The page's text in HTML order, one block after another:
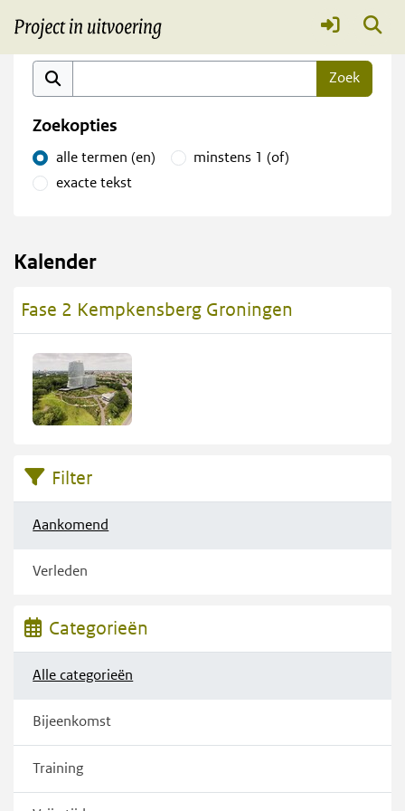
Fase 2 Kempkensberg Groningen
Vind in kalender
Zoekopties
alle termen (en)
minstens 1 (of)
exacte tekst
Kalender
Fase 2 Kempkensberg Groningen
Filter
Aankomend
Verleden
Categorieën
Alle categorieën
Bijeenkomst
Training